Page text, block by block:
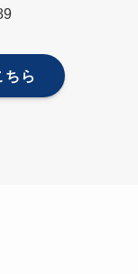
ちら